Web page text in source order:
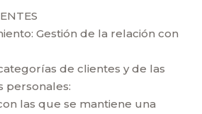
Gestión de la relación con
de clientes y de las
personales:
las que se mantiene una